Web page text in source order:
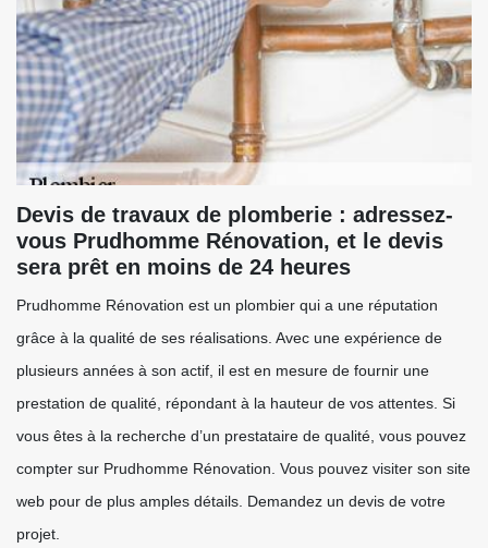
Devis de travaux de plomberie : adressez-
vous Prudhomme Rénovation, et le devis
sera prêt en moins de 24 heures
Prudhomme Rénovation est un plombier qui a une réputation
grâce à la qualité de ses réalisations. Avec une expérience de
plusieurs années à son actif, il est en mesure de fournir une
prestation de qualité, répondant à la hauteur de vos attentes. Si
vous êtes à la recherche d’un prestataire de qualité, vous pouvez
compter sur Prudhomme Rénovation. Vous pouvez visiter son site
web pour de plus amples détails. Demandez un devis de votre
projet.